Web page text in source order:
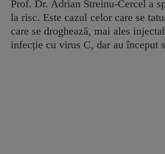
Prof. Dr. Adrian Streinu-Cercel a
la risc. Este cazul celor care se
care se droghează, mai ales
infecție cu virus C, dar au început